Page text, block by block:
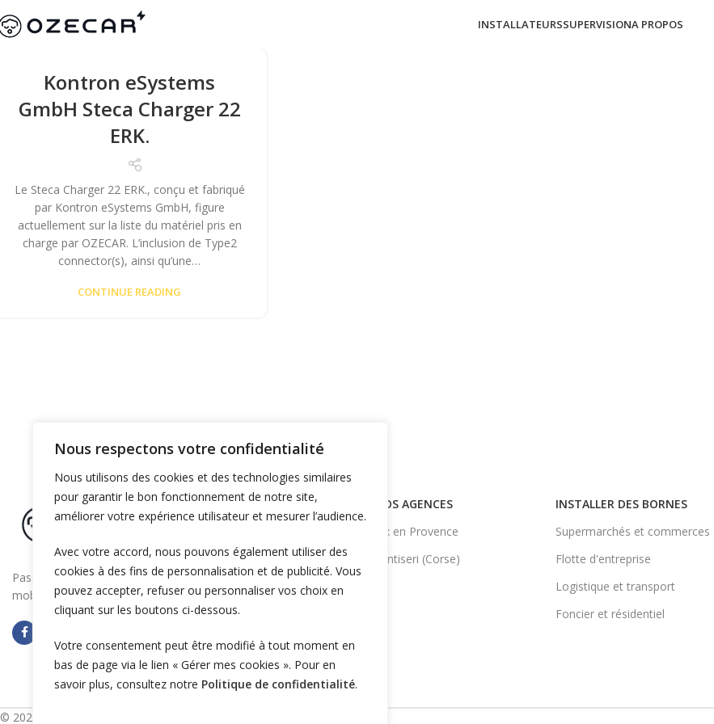
Nous respectons votre confidentialité
Nous utilisons des cookies et des technologies similaires
pour garantir le bon fonctionnement de notre site,
améliorer votre expérience utilisateur et mesurer l’audience.
Avec votre accord, nous pouvons également utiliser des
cookies à des fins de personnalisation et de publicité. Vous
pouvez accepter, refuser ou personnaliser vos choix en
cliquant sur les boutons ci-dessous.
Votre consentement peut être modifié à tout moment en
bas de page via le lien « Gérer mes cookies ». Pour en
savoir plus, consultez notre Politique de confidentialité.
INSTALLATEURSSUPERVISIONA PROPOS
Kontron eSystems
GmbH Steca Charger 22
ERK.
Le Steca Charger 22 ERK., conçu et fabriqué
par Kontron eSystems GmbH, figure
actuellement sur la liste du matériel pris en
charge par OZECAR. L’inclusion de Type2
connector(s), ainsi qu’une…
CONTINUE READING
Passez à la vitesse supérieure en boostant la
mobilité électrique de votre entreprise
NOS AGENCES
Aix en Provence
Ventiseri (Corse)
INSTALLER DES BORNES
Supermarchés et commerces
Flotte d'entreprise
Logistique et transport
Foncier et résidentiel
© 2025 OZECAR. Tous droits réservés.